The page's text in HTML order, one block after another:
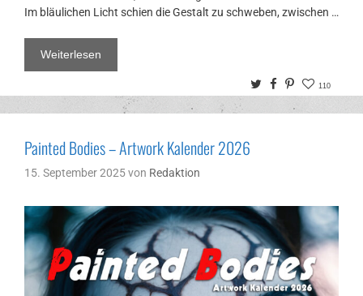
Im bläulichen Licht schien die Gestalt zu schweben, zwischen …
Weiterlesen
TwitterFacebook
Pinterest
110
Painted Bodies – Artwork Kalender 2026
15. September 2025von Redaktion